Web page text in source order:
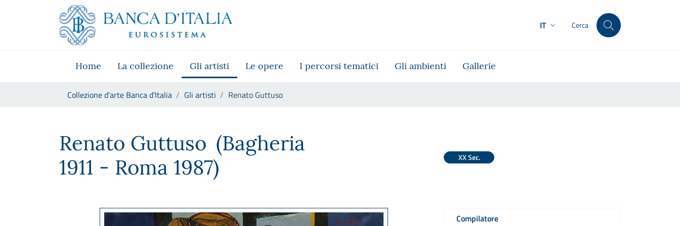
Skip to Main Content
Vai al sito istituzionale
Vai al menu di navigazione
Vai alla ricerca
Vai ai contenuti
IT Cerca
Home La collezione Gli artisti Le opere I percorsi tematici Gli ambienti Gallerie
Collezione d'arte Banca d'Italia Gli artisti Renato Guttuso
Renato Guttuso (Bagheria
1911 - Roma 1987)
XX Sec.
Compilatore